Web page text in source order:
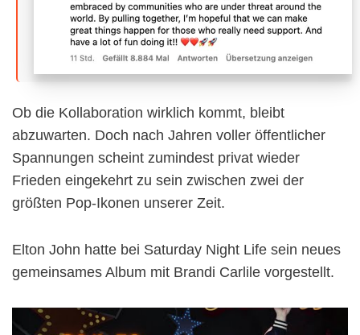
Ob die Kollaboration wirklich kommt, bleibt
abzuwarten. Doch nach Jahren voller öffentlicher
Spannungen scheint zumindest privat wieder
Frieden eingekehrt zu sein zwischen zwei der
größten Pop-Ikonen unserer Zeit.
Elton John hatte bei Saturday Night Life sein neues
gemeinsames Album mit Brandi Carlile vorgestellt.